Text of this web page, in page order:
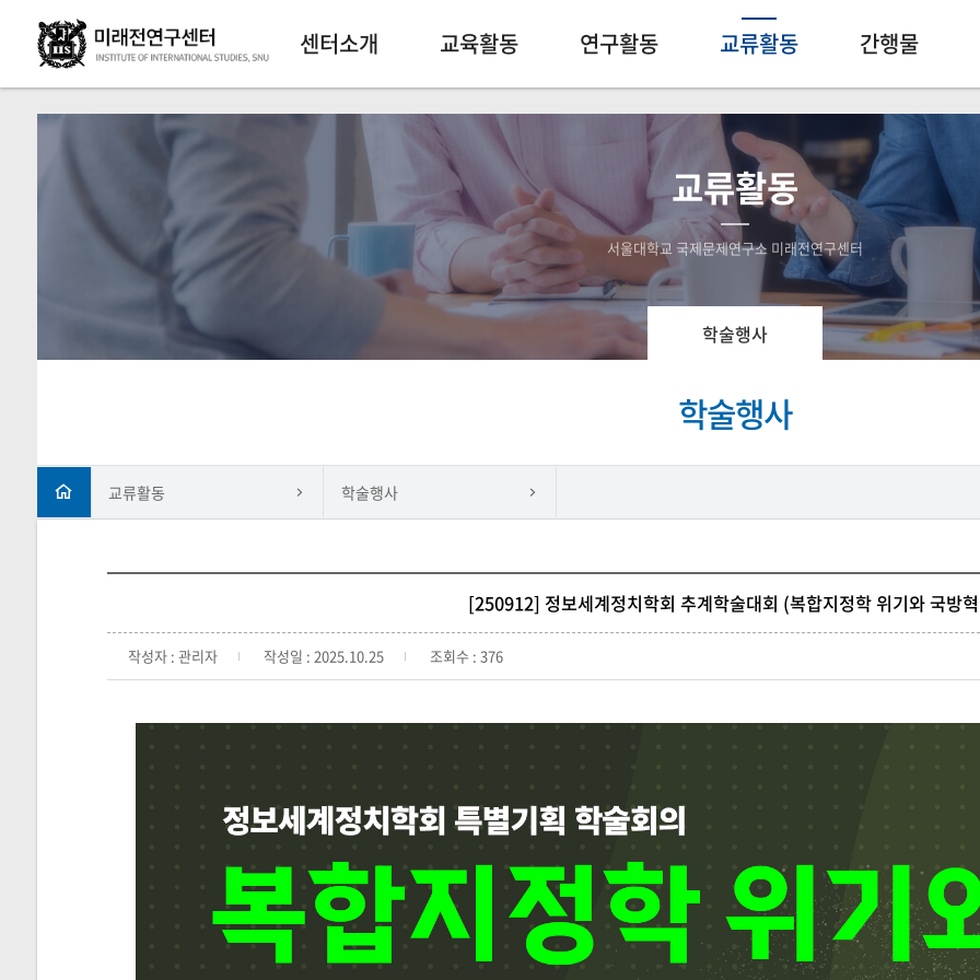
센터소개 교육활동 연구활동 교류활동 간행물
교류활동
서울대학교 국제문제연구소 미래전연구센터
학술행사
학술행사
교류활동 학술행사
[250912] 정보세계정치학회 추계학술대회 (복합지정학 위기와 국방
작성자 : 관리자 작성일 : 2025.10.25 조회수 : 376